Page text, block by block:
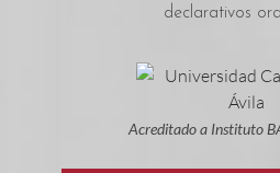
declarativos
Acreditado a Instituto